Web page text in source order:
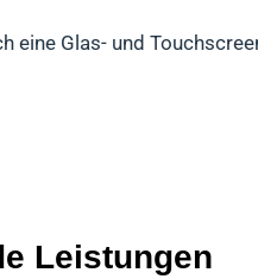
Glas- und
Leistungen